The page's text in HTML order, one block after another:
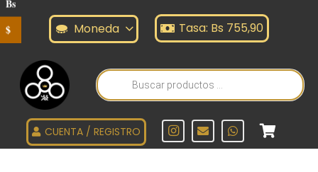
Moneda Tasa: Bs 755,90
Búsqueda
de
productos
CUENTA / REGISTRO
Bs
$